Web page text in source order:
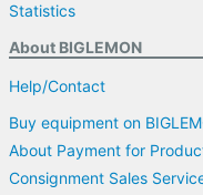
Statistics
About BIGLEMON
Help/Contact
Buy equipment on
About Payment for
Consignment Sales